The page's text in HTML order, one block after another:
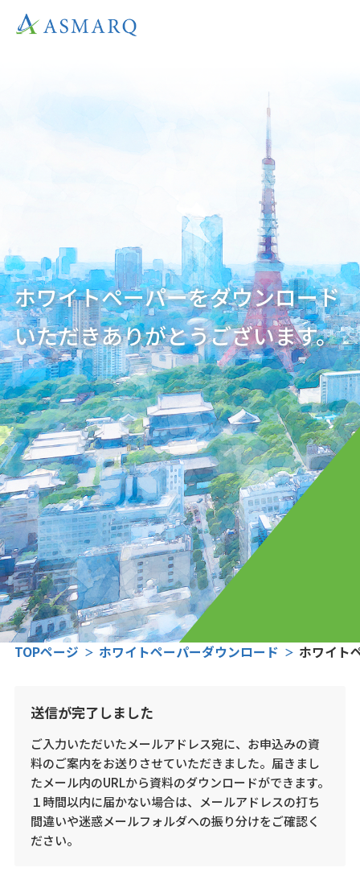
ホワイトペーパーをダウンロード
いただきありがとうございます。
TOPページ ホワイトペーパーダウンロード ホワイト
送信が完了しました
ご入力いただいたメールアドレス宛に、お申込みの資
料のご案内をお送りさせていただきました。 届きまし
たメール内のURLから資料のダウンロードができます。
１時間以内に届かない場合は、メールアドレスの打ち
間違いや迷惑メールフォルダへの振り分けをご確認く
ださい。